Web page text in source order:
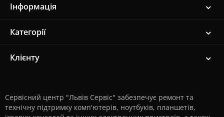
Інформація
Категорії
Клієнту
Сервісний центр "Львів Сервіс" забезпечує ремонт та
технічну підтримку комп'ютерів, ноутбуків, планшетів,